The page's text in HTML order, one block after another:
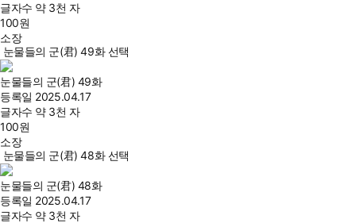
글자수 약 3천 자
100원
소장
눈물들의 군(君) 49화 선택
눈물들의 군(君) 49화
등록일 2025.04.17
글자수 약 3천 자
100원
소장
눈물들의 군(君) 48화 선택
눈물들의 군(君) 48화
등록일 2025.04.17
글자수 약 3천 자